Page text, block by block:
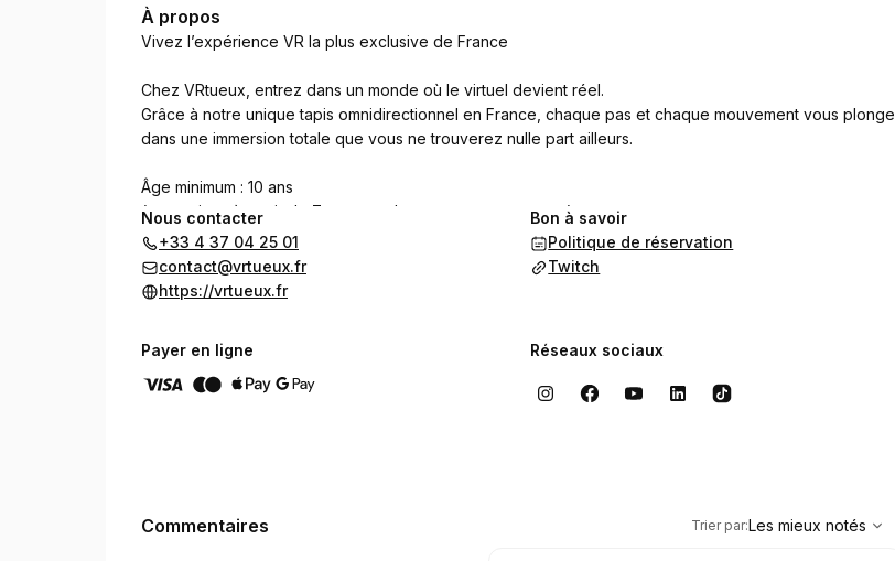
À propos
Vivez l’expérience VR la plus exclusive de France
Chez VRtueux, entrez dans un monde où le virtuel devient réel.
Grâce à notre unique tapis omnidirectionnel en France, chaque pas et chaque mouvement vous plonge
dans une immersion totale que vous ne trouverez nulle part ailleurs.
Âge minimum : 10 ans
(exception : à partir de 7 ans pour les casques autonomes)
Expérience simultanée : jusqu’à 4 explorateurs peuvent vivre l’aventure en même temps
Privatisation et réservations : toutes les réservations nécessitent un acompte de 30 %
Nous contacter
+33 4 37 04 25 01
contact@vrtueux.fr
https://vrtueux.fr
Bon à savoir
Politique de réservation
Twitch
Payer en ligne Réseaux sociaux
Commentaires
Les mieux notés
Trier par:Les mieux notés